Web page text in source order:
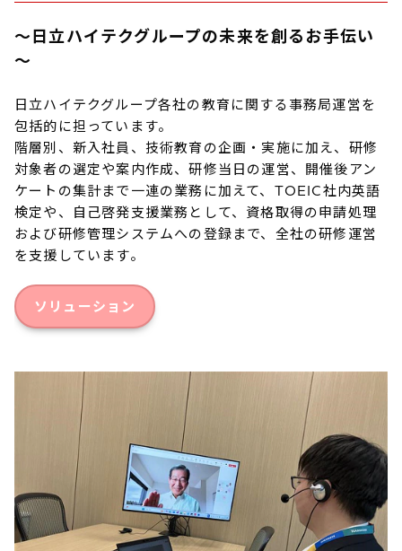
～日立ハイテクグループの未来を創るお手伝い
～
日立ハイテクグループ各社の教育に関する事務局運営を
包括的に担っています。
階層別、新入社員、技術教育の企画・実施に加え、研修
対象者の選定や案内作成、研修当日の運営、開催後アン
ケートの集計まで一連の業務に加えて、TOEIC社内英語
検定や、自己啓発支援業務として、資格取得の申請処理
および研修管理システムへの登録まで、全社の研修運営
を支援しています。
ソリューション